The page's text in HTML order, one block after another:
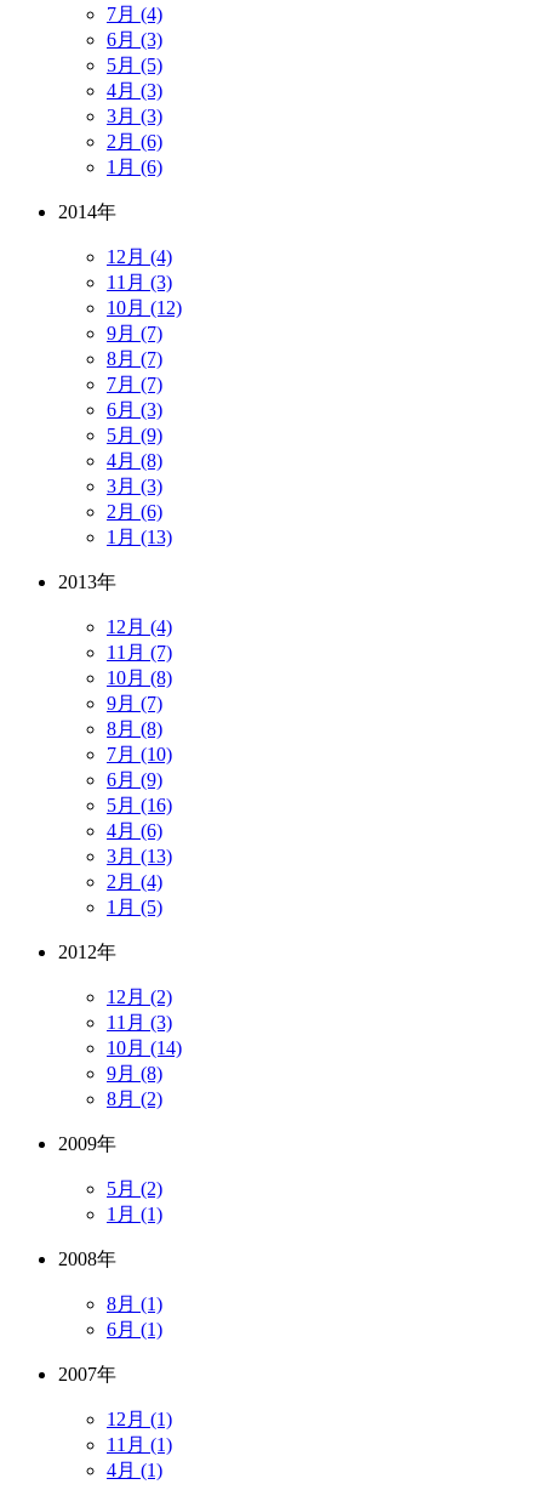
7月 (4)
6月 (3)
5月 (5)
4月 (3)
3月 (3)
2月 (6)
1月 (6)
2014年
12月 (4)
11月 (3)
10月 (12)
9月 (7)
8月 (7)
7月 (7)
6月 (3)
5月 (9)
4月 (8)
3月 (3)
2月 (6)
1月 (13)
2013年
12月 (4)
11月 (7)
10月 (8)
9月 (7)
8月 (8)
7月 (10)
6月 (9)
5月 (16)
4月 (6)
3月 (13)
2月 (4)
1月 (5)
2012年
12月 (2)
11月 (3)
10月 (14)
9月 (8)
8月 (2)
2009年
5月 (2)
1月 (1)
2008年
8月 (1)
6月 (1)
2007年
12月 (1)
11月 (1)
4月 (1)